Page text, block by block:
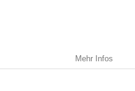
Mehr Infos